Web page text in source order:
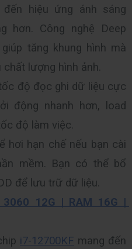
đến hiệu ứng ánh sáng
hơn. Công nghệ Deep
tăng khung hình mà
chất lượng hình ảnh.
độ đọc ghi dữ liệu cực
động nhanh hơn, load
độ làm việc.
hơi hạn chế nếu bạn cài
mềm. Bạn có thể bổ
để lưu trữ dữ liệu.
12G | RAM 16G |
i7-12700KF mang đến